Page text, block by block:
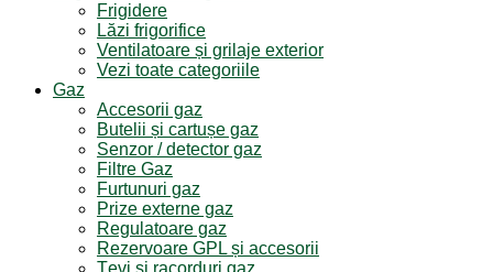
Frigidere
Lăzi frigorifice
Ventilatoare și grilaje exterior
Vezi toate categoriile
Gaz
Accesorii gaz
Butelii și cartușe gaz
Senzor / detector gaz
Filtre Gaz
Furtunuri gaz
Prize externe gaz
Regulatoare gaz
Rezervoare GPL și accesorii
Țevi și racorduri gaz